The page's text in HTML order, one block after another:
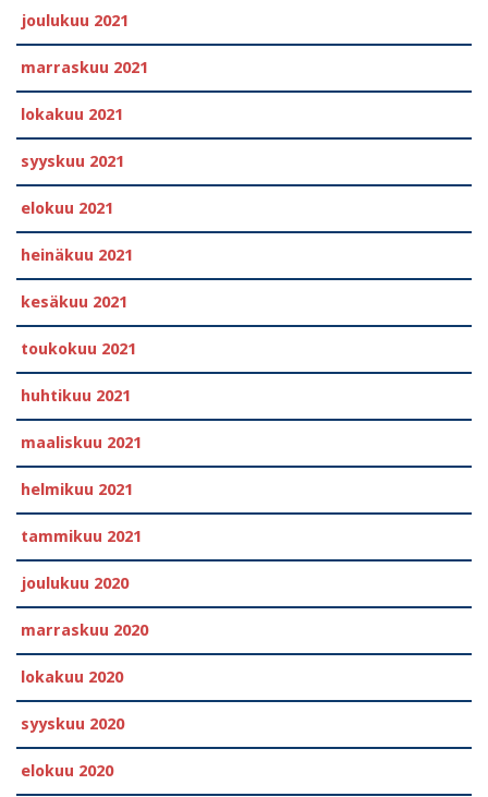
joulukuu 2021
marraskuu 2021
lokakuu 2021
syyskuu 2021
elokuu 2021
heinäkuu 2021
kesäkuu 2021
toukokuu 2021
huhtikuu 2021
maaliskuu 2021
helmikuu 2021
tammikuu 2021
joulukuu 2020
marraskuu 2020
lokakuu 2020
syyskuu 2020
elokuu 2020